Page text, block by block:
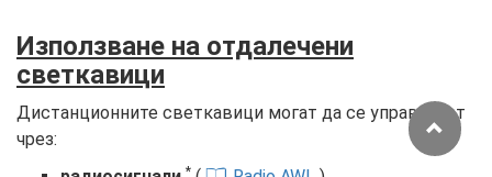
Използване на отдалечени
светкавици
Дистанционните светкавици могат да се управляват
чрез:
*